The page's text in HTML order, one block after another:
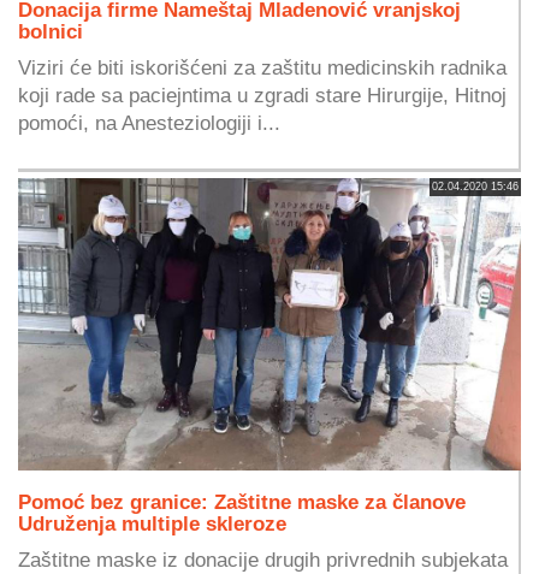
Donacija firme Nameštaj Mladenović vranjskoj
bolnici
Viziri će biti iskorišćeni za zaštitu medicinskih radnika
koji rade sa paciejntima u zgradi stare Hirurgije, Hitnoj
pomoći, na Anesteziologiji i...
02.04.2020 15:46
Pomoć bez granice: Zaštitne maske za članove
Udruženja multiple skleroze
Zaštitne maske iz donacije drugih privrednih subjekata